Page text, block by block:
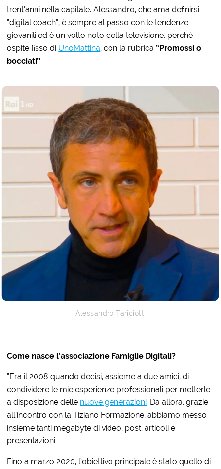
trent’anni nella capitale. Alessandro, che ama definirsi
“digital coach”, è sempre al passo con le tendenze
giovanili ed è un volto noto della televisione, perché
ospite fisso di UnoMattina, con la rubrica“Promossi o
bocciati”.
Alessandro Tariciotti
Come nasce l’associazione Famiglie Digitali?
“Era il 2008 quando decisi, assieme a due amici, di
condividere le mie esperienze professionali per metterle
a disposizione delle nuove generazioni. Da allora, grazie
all’incontro con la Tiziano Formazione, abbiamo messo
insieme tanti megabyte di video, post, articoli e
presentazioni.
Fino a marzo 2020, l’obiettivo principale è stato quello di